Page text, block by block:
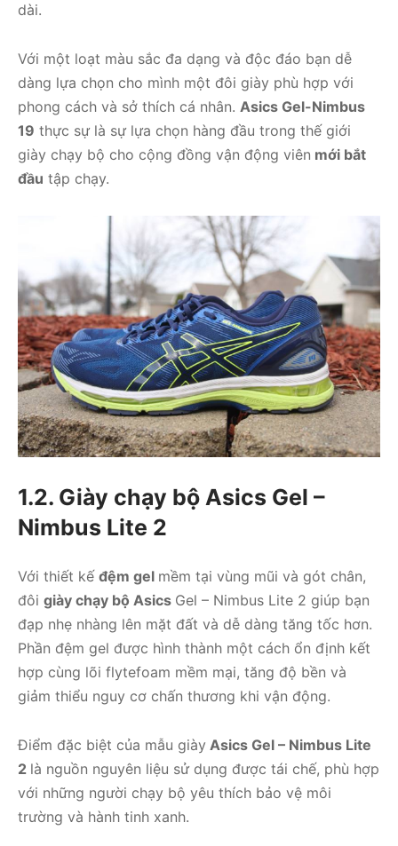
dài.
Với một loạt màu sắc đa dạng và độc đáo bạn dễ
dàng lựa chọn cho mình một đôi giày phù hợp với
phong cách và sở thích cá nhân. Asics Gel-Nimbus
19 thực sự là sự lựa chọn hàng đầu trong thế giới
giày chạy bộ cho cộng đồng vận động viên mới bắt
đầu tập chạy.
1.2. Giày chạy bộ Asics Gel –
Nimbus Lite 2
Với thiết kế đệm gel mềm tại vùng mũi và gót chân,
đôi giày chạy bộ Asics Gel – Nimbus Lite 2 giúp bạn
đạp nhẹ nhàng lên mặt đất và dễ dàng tăng tốc hơn.
Phần đệm gel được hình thành một cách ổn định kết
hợp cùng lõi flytefoam mềm mại, tăng độ bền và
giảm thiểu nguy cơ chấn thương khi vận động.
Điểm đặc biệt của mẫu giày Asics Gel – Nimbus Lite
2 là nguồn nguyên liệu sử dụng được tái chế, phù hợp
với những người chạy bộ yêu thích bảo vệ môi
trường và hành tinh xanh.